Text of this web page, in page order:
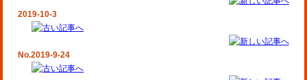
2019-10-3
No.2019-9-24